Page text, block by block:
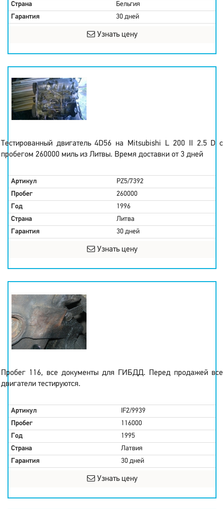
Страна
Бельгия
Гарантия
30 дней
Узнать цену
Тестированный двигатель 4D56 на Mitsubishi L 200 II 2.5 D с
пробегом 260000 миль из Литвы. Время доставки от 3 дней
Артикул
PZ5/7392
Пробег
260000
Год
1996
Страна
Литва
Гарантия
30 дней
Узнать цену
Пробег 116, все документы для ГИБДД. Перед продажей все
двигатели тестируются.
Артикул
IF2/9939
Пробег
116000
Год
1995
Страна
Латвия
Гарантия
30 дней
Узнать цену